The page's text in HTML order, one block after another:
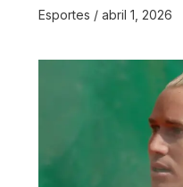
Esportes / abril 1, 2026